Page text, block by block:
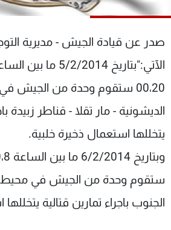
صدر عن قيادة الجيش - مديرية
00،20 ستقوم وحدة من
الديشونية - مار تقلا - قناطر زبيدة
يتخللها استعمال ذخيرة خلبية.
ستقوم وحدة من الجيش في محيط
الجنوب باجراء تمارين قتالية
شاهد البرامج
عن MTV
الإنـتـاج
لاعلاناتكم
وظائف
تواصل معنا
شروط
سياسة